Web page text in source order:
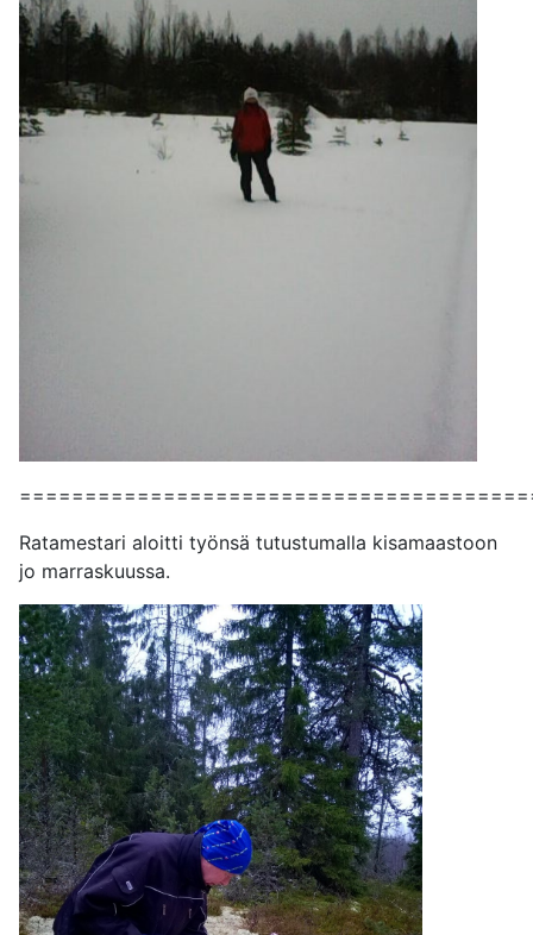
Ratamestari aloitti työnsä tutustumalla kisamaastoon
jo marraskuussa.